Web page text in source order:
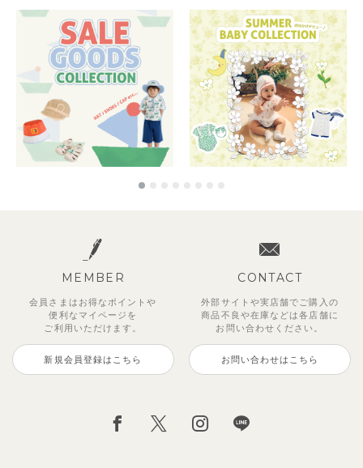
MEMBER
会員さまはお得なポイントや
便利な マイページを
ご利用いただけます。
新規会員登録はこちら
CONTACT
外部サイトや実店舗でご購入の
商品不良や在庫などは各店舗に
お問い合わせください。
お問い合わせはこちら